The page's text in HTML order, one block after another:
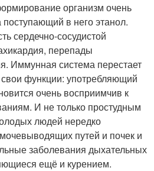
организм очень
поступающий в него этанол.
сердечно-сосудистой
перепады
Иммунная система перестает
функции: употребляющий
очень восприимчив к
И не только простудным
людей нередко
путей и почек и
заболевания дыхательных
ещё и курением.